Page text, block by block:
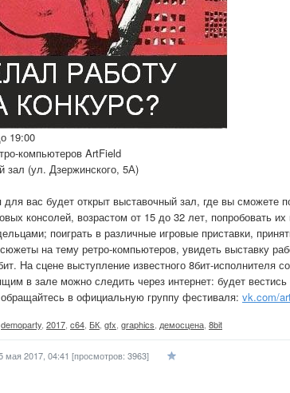
19:00
компьютеров ArtField
(ул. Дзержинского, 5А)
вас будет открыт выставочный зал, где вы сможете
консолей, возрастом от 15 до 32 лет, попробовать
поиграть в различные игровые приставки,
на тему ретро-компьютеров, увидеть выставку
На сцене выступление известного 8бит-
в зале можно следить через интернет: будет
в официальную группу фестиваля: vk.com/
demoparty 2017 c64 БК gfx graphics демосцена 8bit
мая 2017, 04:41 [просмотров: 3963]